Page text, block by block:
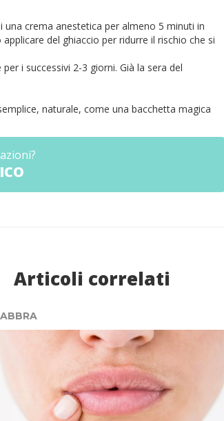
una crema anestetica per almeno 5 minuti in
del ghiaccio per ridurre il rischio che si
i successivi 2-3 giorni. Già la sera del
naturale, come una bacchetta magica
Articoli correlati